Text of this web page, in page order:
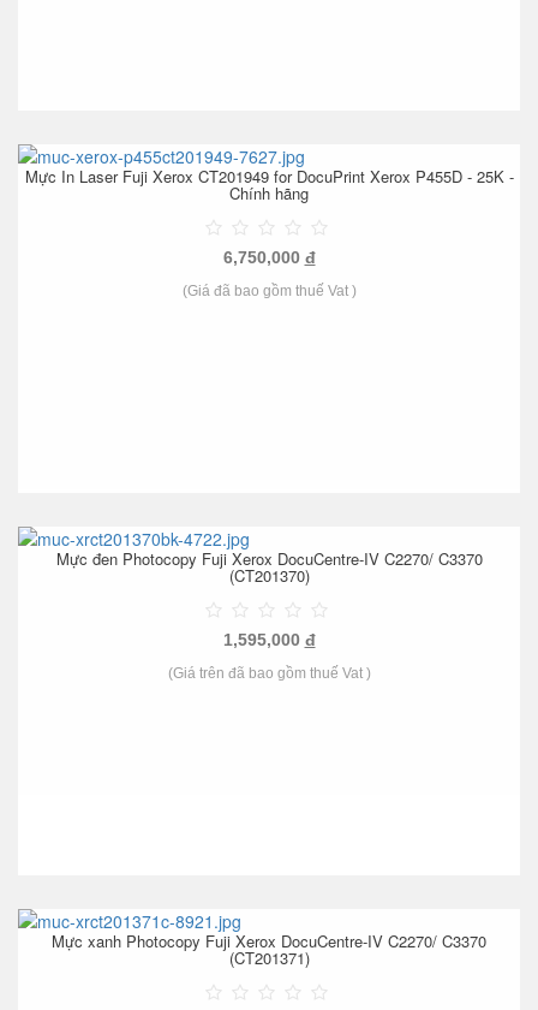
Mực In Laser Fuji Xerox CT201949 for DocuPrint Xerox P455D - 25K -
Chính hãng
6,750,000 đ
(Giá đã bao gồm thuế Vat )
Mực đen Photocopy Fuji Xerox DocuCentre-IV C2270/ C3370
(CT201370)
1,595,000 đ
(Giá trên đã bao gồm thuế Vat )
Mực xanh Photocopy Fuji Xerox DocuCentre-IV C2270/ C3370
(CT201371)